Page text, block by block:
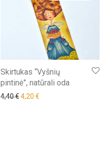
Skirtukas “Vyšnių
pintinė”, natūrali oda
4,40€Original price was: 4,40 €.
4,20 €